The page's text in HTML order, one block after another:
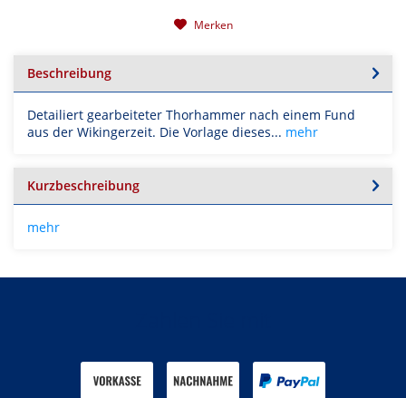
Merken
Beschreibung
Detailiert gearbeiteter Thorhammer nach einem Fund
aus der Wikingerzeit. Die Vorlage dieses... mehr
Kurzbeschreibung
mehr